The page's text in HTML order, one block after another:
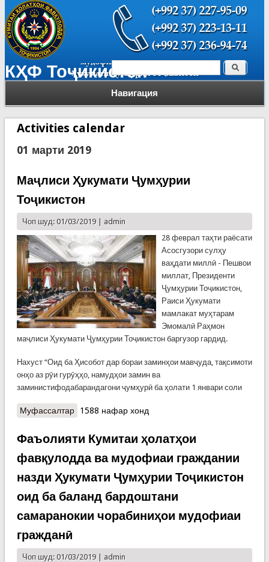
КҲФ Тоҷикистон
Навигация
Форма поиска Поиск
Activities calendar
01 марти 2019
Маҷлиси Ҳукумати Ҷумҳурии
Тоҷикистон
Чоп шуд: 01/03/2019 | admin
28 феврал таҳти раёсати
Асосгузори сулҳу
ваҳдати миллӣ - Пешвои
миллат, Президенти
Ҷумҳурии Тоҷикистон,
Раиси Ҳукумати
мамлакат муҳтарам
Эмомалӣ Раҳмон
маҷлиси Ҳукумати Ҷумҳурии Тоҷикистон баргузор гардид.
Нахуст “Оид ба Ҳисобот дар бораи заминҳои мавҷуда, тақсимоти
онҳо аз рӯи гурӯҳҳо, намудҳои замин ва
заминистифодабарандагони ҷумҳурӣ ба ҳолати 1 январи соли
Муфассалтаро Маҷлиси Ҳукумати Ҷумҳурии Тоҷикистон
1588 нафар хонд
Фаъолияти Кумитаи ҳолатҳои
фавқулодда ва мудофиаи граждании
назди Ҳукумати Ҷумҳурии Тоҷикистон
оид ба баланд бардоштани
самаранокии чорабиниҳои мудофиаи
гражданӣ
Чоп шуд: 01/03/2019 | admin